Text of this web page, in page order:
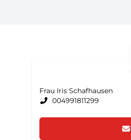
Frau Iris Schafhausen
004991811299